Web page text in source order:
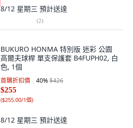
8/12 星期三 預計送達
(2)
BUKURO HONMA 特別版 迷彩 公園
高爾夫球桿 單支保護套 B4FUPH02, 白
色, 1個
首購折扣價 40%$426
$255
($255.00/1個)
8/12 星期三 預計送達